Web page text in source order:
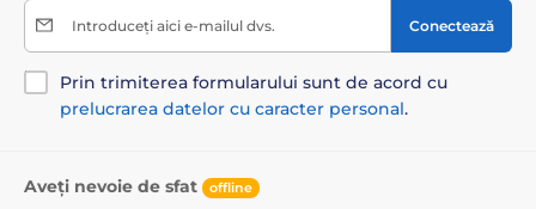
Introduceți aici e-mailul dvs. Conectează
Prin trimiterea formularului sunt de acord cu
prelucrarea datelor cu caracter personal.
Aveți nevoie de sfat offline